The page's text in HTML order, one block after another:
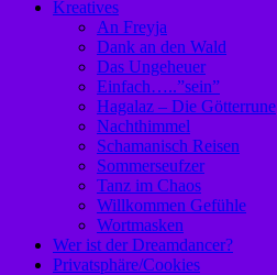
Kreatives
An Freyja
Dank an den Wald
Das Ungeheuer
Einfach…..”sein”
Hagalaz – Die Götterrune
Nachthimmel
Schamanisch Reisen
Sommerseufzer
Tanz im Chaos
Willkommen Gefühle
Wortmasken
Wer ist der Dreamdancer?
Privatsphäre/Cookies